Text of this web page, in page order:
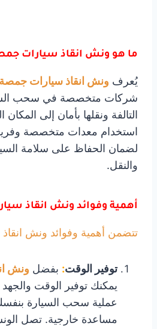
ما هو ونش انقاذ سيارات
يُعرف ونش انقاذ سيارات جمصة
شركات متخصصة في سحب
التالفة ونقلها بأمان إلى
استخدام معدات متخصصة
لضمان الحفاظ على سلامة
والنقل.
أهمية وفوائد ونش انقاذ
تتضمن أهمية وفوائد ونش
توفير الوقت: بفضل ونش
يمكنك توفير الوقت
عملية سحب السيارة
مساعدة خارجية. تصل